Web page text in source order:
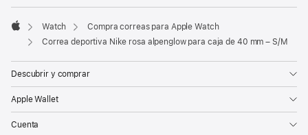
Apple
Watch
Compra correas para Apple Watch
Correa deportiva Nike rosa alpenglow para caja de 40 mm – S/M
Descubrir y comprar
Apple Wallet
Cuenta